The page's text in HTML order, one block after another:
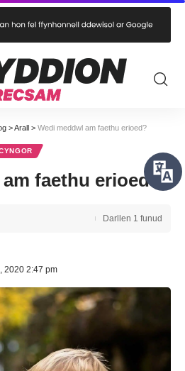
>Arall > Wedi meddwl am faethu erioed?
faethu erioed?
2020 2:47 pm
Darllen 1 funud